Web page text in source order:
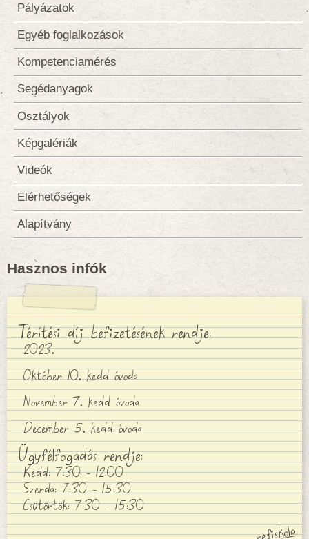
Pályázatok
Egyéb foglalkozások
Kompetenciamérés
Segédanyagok
Osztályok
Képgalériák
Videók
Elérhetőségek
Alapítvány
Hasznos infók
Térítési díj befizetésének rendje:
2023.
Október 10. kedd óvoda
November 7. kedd óvoda
December 5. kedd óvoda
Ügyfélfogadás rendje:
Kedd: 7:30 - 12:00
Szerda: 7:30 - 15:30
Csütörtök: 7:30 - 15:30